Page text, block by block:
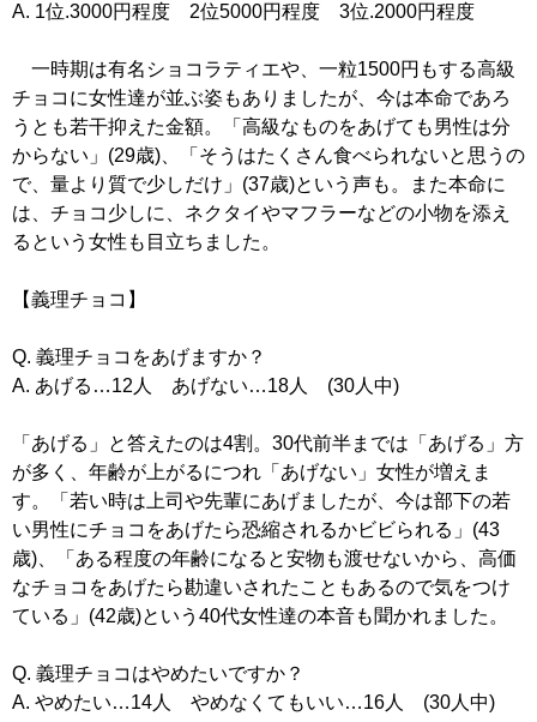
A. 1位.3000円程度 2位5000円程度 3位.2000円程度
一時期は有名ショコラティエや、一粒1500円もする高級
チョコに女性達が並ぶ姿もありましたが、今は本命であろ
うとも若干抑えた金額。「高級なものをあげても男性は分
からない」(29歳)、「そうはたくさん食べられないと思うの
で、量より質で少しだけ」(37歳)という声も。また本命に
は、チョコ少しに、ネクタイやマフラーなどの小物を添え
るという女性も目立ちました。
【義理チョコ】
Q. 義理チョコをあげますか？
A. あげる…12人 あげない…18人 (30人中)
「あげる」と答えたのは4割。30代前半までは「あげる」方
が多く、年齢が上がるにつれ「あげない」女性が増えま
す。「若い時は上司や先輩にあげましたが、今は部下の若
い男性にチョコをあげたら恐縮されるかビビられる」(43
歳)、「ある程度の年齢になると安物も渡せないから、高価
なチョコをあげたら勘違いされたこともあるので気をつけ
ている」(42歳)という40代女性達の本音も聞かれました。
Q. 義理チョコはやめたいですか？
A. やめたい…14人 やめなくてもいい…16人 (30人中)